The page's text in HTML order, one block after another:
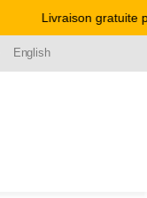
Livraison gratuite
English